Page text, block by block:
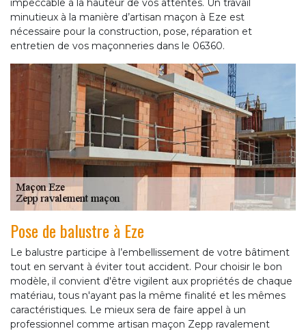
impeccable à la hauteur de vos attentes. Un travail
minutieux à la manière d’artisan maçon à Eze est
nécessaire pour la construction, pose, réparation et
entretien de vos maçonneries dans le 06360.
Pose de balustre à Eze
Le balustre participe à l’embellissement de votre bâtiment
tout en servant à éviter tout accident. Pour choisir le bon
modèle, il convient d'être vigilent aux propriétés de chaque
matériau, tous n'ayant pas la même finalité et les mêmes
caractéristiques. Le mieux sera de faire appel à un
professionnel comme artisan maçon Zepp ravalement